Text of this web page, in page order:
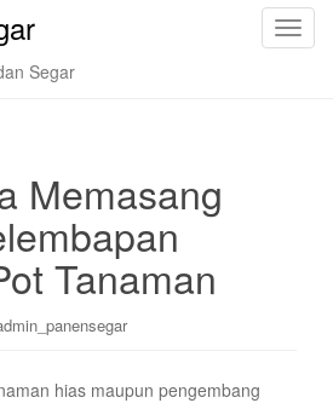
T
Segar
Memasang
Tanaman
hias maupun pengembang